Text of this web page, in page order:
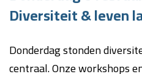
Diversiteit & leven
Donderdag stonden
centraal. Onze workshops